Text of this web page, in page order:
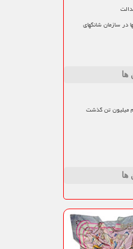
در سازمان شانگهای
ها
ها